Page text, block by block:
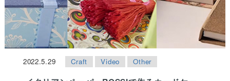
2022.5.29 Craft Video Other